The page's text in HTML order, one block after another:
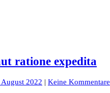
ratione expedita
August 2022 | Keine Kommentare